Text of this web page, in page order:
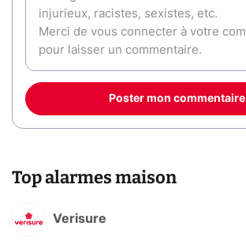
Poster mon commentaire
Top alarmes maison
Verisure